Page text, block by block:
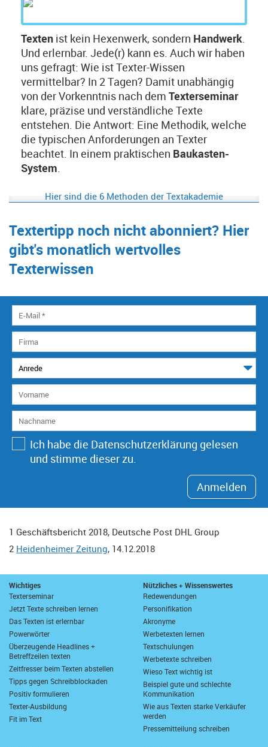
Texten ist kein Hexenwerk, sondern Handwerk.
Und erlernbar. Jede(r) kann es. Auch wir haben
uns gefragt: Wie ist Texter-Wissen
vermittelbar? In 2 Tagen? Damit unabhängig
von der Vorkenntnis nach dem Texterseminar
klare, präzise und verständliche Texte
entstehen. Die Antwort: Eine Methodik, welche
die typischen Anforderungen an Texter
beachtet. In einem praktischen Baukasten-
System.
Hier sind die 6 Methoden der Textakademie
Textertipp noch nicht abonniert? Hier
gibt's monatlich wertvolles
Texterwissen
Ich habe die Datenschutzerklärung gelesen
und stimme dieser zu.
Anmelden
1 Geschäftsbericht 2018, Deutsche Post DHL Group
2 Heidenheimer Zeitung, 14.12.2018
Wichtiges
Texterseminar
Jetzt Texte schreiben lernen
Das Texten ist erlernbar
Powerwörter
Überzeugende Headlines +
Betreffzeilen texten
Zeitfresser beim Texten abstellen
Tipps gegen Schreibblockaden
Positiv formulieren
Texter-Ausbildung
Fit im Text
Nützliches + Wissenswertes
Redewendungen
Personifikation
Akronyme
Werbetexten lernen
Textschulungen
Werbetexte schreiben
Wieso Text wichtig ist
Beispiel gute und schlechte
Kommunikation
Wie aus Texten starke Verkäufer
werden
Pressemitteilung schreiben